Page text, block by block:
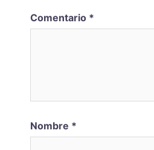
Comentario *
Nombre *